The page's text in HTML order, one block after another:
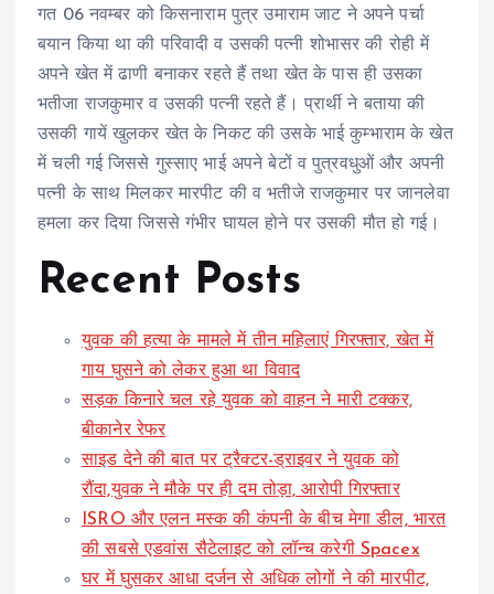
गत 06 नवम्बर को किसनाराम पुत्र उमाराम जाट ने अपने पर्चा
बयान किया था की परिवादी व उसकी पत्नी शोभासर की रोही में
अपने खेत में ढाणी बनाकर रहते हैं तथा खेत के पास ही उसका
भतीजा राजकुमार व उसकी पत्नी रहते हैं। प्रार्थी ने बताया की
उसकी गायें खुलकर खेत के निकट की उसके भाई कुम्भाराम के खेत
में चली गई जिससे गुस्साए भाई अपने बेटों व पुत्रवधुओं और अपनी
पत्नी के साथ मिलकर मारपीट की व भतीजे राजकुमार पर जानलेवा
हमला कर दिया जिससे गंभीर घायल होने पर उसकी मौत हो गई।
Recent Posts
युवक की हत्या के मामले में तीन महिलाएं गिरफ्तार, खेत में
गाय घुसने को लेकर हुआ था विवाद
सड़क किनारे चल रहे युवक को वाहन ने मारी टक्कर,
बीकानेर रेफर
साइड देने की बात पर ट्रैक्टर-ड्राइवर ने युवक को
रौंदा,युवक ने मौके पर ही दम तोड़ा, आरोपी गिरफ्तार
ISRO और एलन मस्क की कंपनी के बीच मेगा डील, भारत
की सबसे एडवांस सैटेलाइट को लॉन्च करेगी Spacex
घर में घुसकर आधा दर्जन से अधिक लोगों ने की मारपीट,